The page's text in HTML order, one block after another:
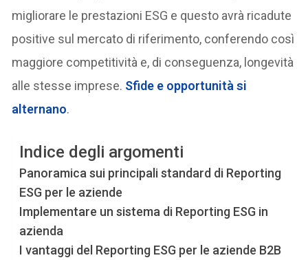
migliorare le prestazioni ESG e questo avrà ricadute
positive sul mercato di riferimento, conferendo così
maggiore competitività e, di conseguenza, longevità
alle stesse imprese. Sfide e opportunità si
alternano.
Indice degli argomenti
Panoramica sui principali standard di Reporting
ESG per le aziende
Implementare un sistema di Reporting ESG in
azienda
I vantaggi del Reporting ESG per le aziende B2B